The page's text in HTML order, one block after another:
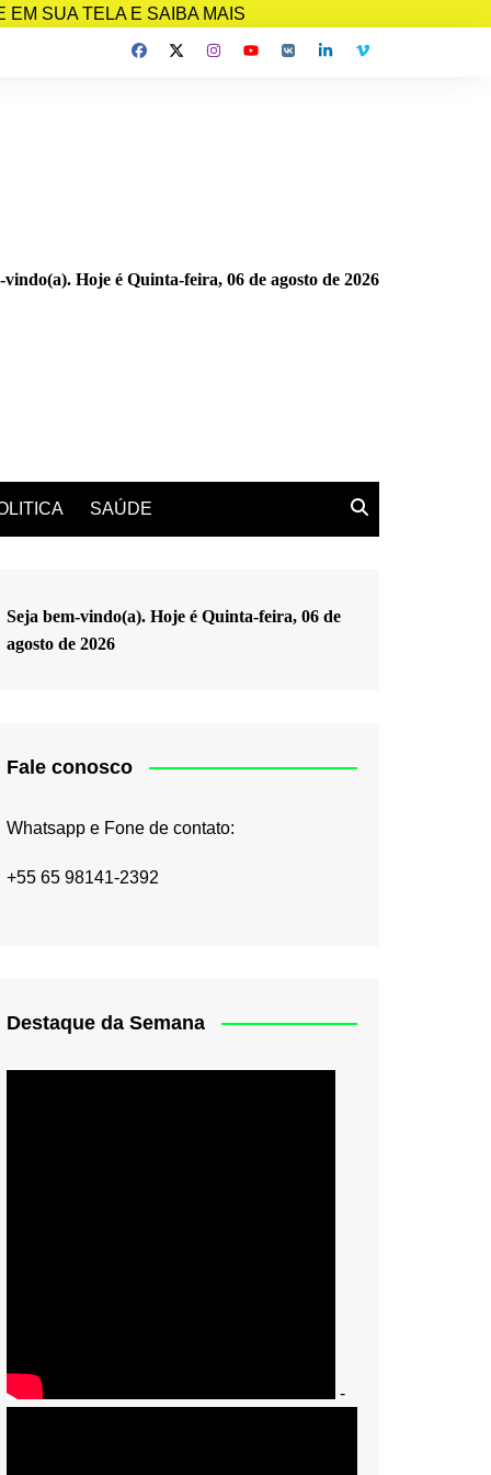
SUA TELA E SAIBA MAIS
vindo(a). Hoje é Quinta-feira, 06 de agosto de 2026
SAÚDE
Seja bem-vindo(a). Hoje é Quinta-feira, 06 de
agosto de 2026
Fale conosco
Whatsapp e Fone de contato:
+55 65 98141-2392
Destaque da Semana
-